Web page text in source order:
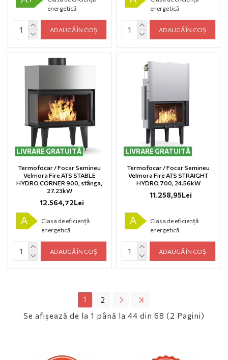
energetică
ADAUGĂ ÎN COȘ
energetică
ADAUGĂ ÎN COȘ
LIVRARE GRATUITĂ
Termofocar / Focar Semineu
Velmora Fire ATS STABLE
HYDRO CORNER 900, stânga,
27.23kW
12.564,72Lei
A
Clasa de eficiență
energetică
ADAUGĂ ÎN COȘ
LIVRARE GRATUITĂ
Termofocar / Focar Semineu
Velmora Fire ATS STRAIGHT
HYDRO 700, 24.56kW
11.258,95Lei
A
Clasa de eficiență
energetică
ADAUGĂ ÎN COȘ
1 2
Se afişează de la 1 până la 44 din 68 (2 Pagini)